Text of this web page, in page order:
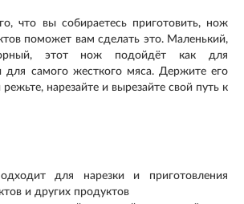
что вы собираетесь приготовить, нож
поможет вам сделать это. Маленький,
этот нож подойдёт как для
для самого жесткого мяса. Держите его
нарезайте и вырезайте свой путь к
для нарезки и приготовления
и других продуктов